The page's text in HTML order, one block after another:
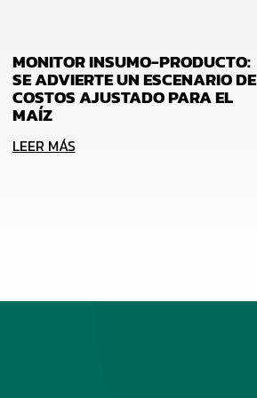
MONITOR INSUMO-PRODUCTO:
SE ADVIERTE UN ESCENARIO DE
COSTOS AJUSTADO PARA EL
MAÍZ
LEER MÁS